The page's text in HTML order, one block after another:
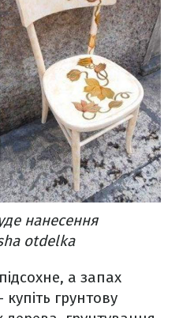
нанесення
otdelka
а запах
грунтову